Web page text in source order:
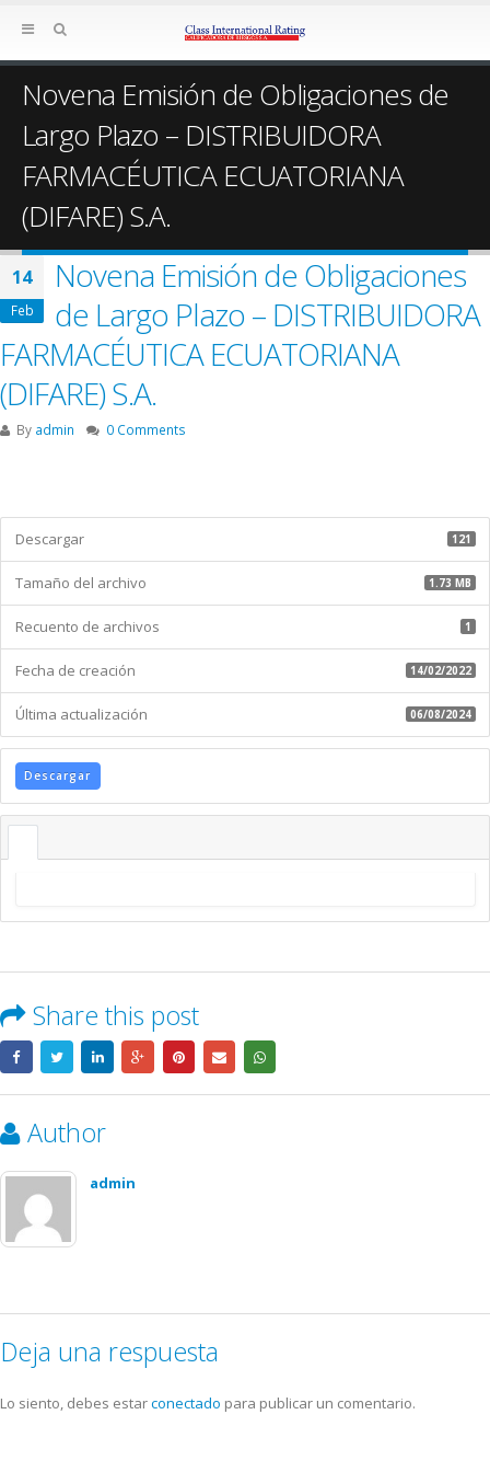
Novena Emisión de Obligaciones de
Largo Plazo – DISTRIBUIDORA
FARMACÉUTICA ECUATORIANA
(DIFARE) S.A.
14
Feb
Novena Emisión de Obligaciones
de Largo Plazo – DISTRIBUIDORA
FARMACÉUTICA ECUATORIANA
(DIFARE) S.A.
By admin 0 Comments
Descargar 121
Tamaño del archivo 1.73 MB
Recuento de archivos 1
Fecha de creación 14/02/2022
Última actualización 06/08/2024
Descargar
Share this post
Author
admin
Deja una respuesta
Lo siento, debes estarconectado para publicar un comentario.